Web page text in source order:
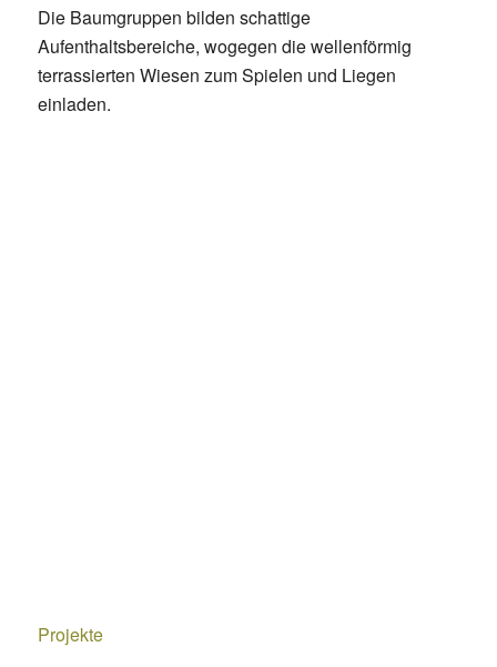
Die Baumgruppen bilden schattige
Aufenthaltsbereiche, wogegen die wellenförmig
terrassierten Wiesen zum Spielen und Liegen
einladen.
Projekte